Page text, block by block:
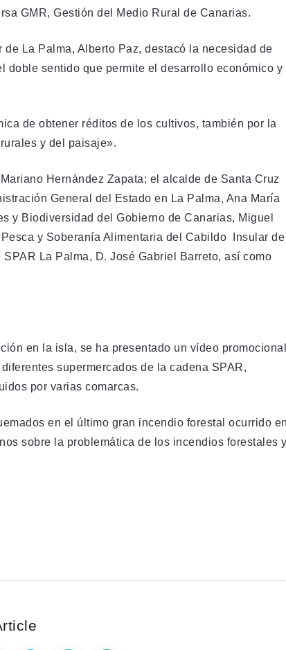
GMR, Gestión del Medio Rural de Canarias.
La Palma, Alberto Paz, destacó la necesidad de
doble sentido que permite el desarrollo económico y
de obtener réditos de los cultivos, también por la
y del paisaje».
Hernández Zapata; el alcalde de Santa Cruz
General del Estado en La Palma, Ana María
y Biodiversidad del Gobierno de Canarias, Miguel
y Soberanía Alimentaria del Cabildo Insular de
La Palma, D. José Gabriel Barreto, así como
en la isla, se ha presentado un vídeo promocional
supermercados de la cadena SPAR,
por varias comarcas.
en el último gran incendio forestal ocurrido
sobre la problemática de los incendios forestales